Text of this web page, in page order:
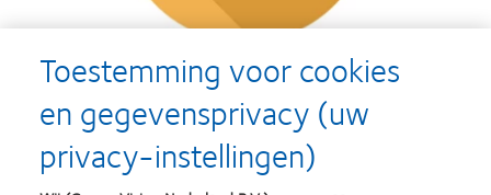
Rekenhulpmiddel voor conversie van bril- naar lenssterkte en
Converteer met gemak het recept voor de bril van uw klant naar
Toestemming voor cookies
en gegevensprivacy (uw
privacy-instellingen)